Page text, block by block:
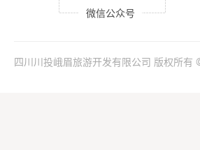
微信公众号
四川川投峨眉旅游开发有限公司 版权所